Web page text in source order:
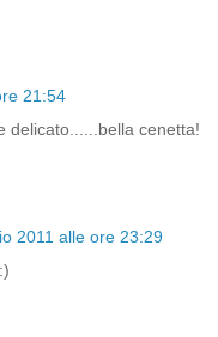
21:54
delicato......bella cenetta!
2011 alle ore 23:29